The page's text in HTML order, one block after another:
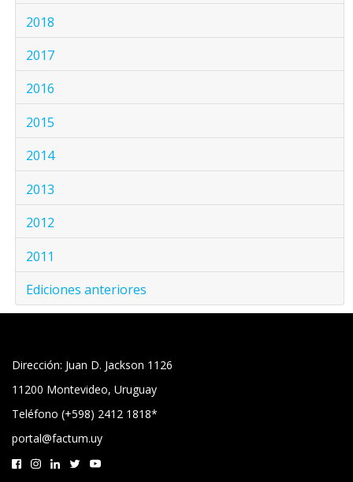
2018
2017
2016
2015
2014
2013
2012
2011
Ediciones anteriores
Dirección: Juan D. Jackson 1126
11200 Montevideo, Uruguay
Teléfono (+598) 2412 1818*
portal@factum.uy